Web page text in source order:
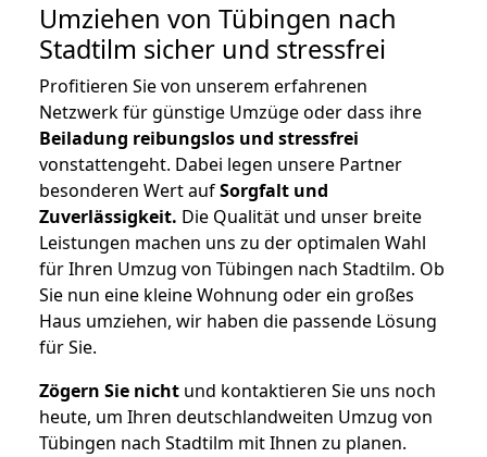
Umziehen von Tübingen nach
Stadtilm sicher und stressfrei
Profitieren Sie von unserem erfahrenen
Netzwerk für günstige Umzüge oder dass ihre
Beiladung reibungslos und stressfrei
vonstattengeht. Dabei legen unsere Partner
besonderen Wert aufSorgfalt und
Zuverlässigkeit. Die Qualität und unser breite
Leistungen machen uns zu der optimalen Wahl
für Ihren Umzug von Tübingen nach Stadtilm. Ob
Sie nun eine kleine Wohnung oder ein großes
Haus umziehen, wir haben die passende Lösung
für Sie.
Zögern Sie nicht und kontaktieren Sie uns noch
heute, um Ihren deutschlandweiten Umzug von
Tübingen nach Stadtilm mit Ihnen zu planen.